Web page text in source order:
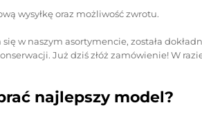
wysyłkę oraz możliwość zwrotu.
w naszym asortymencie, została
Już dziś złóż zamówienie! W
najlepszy model?